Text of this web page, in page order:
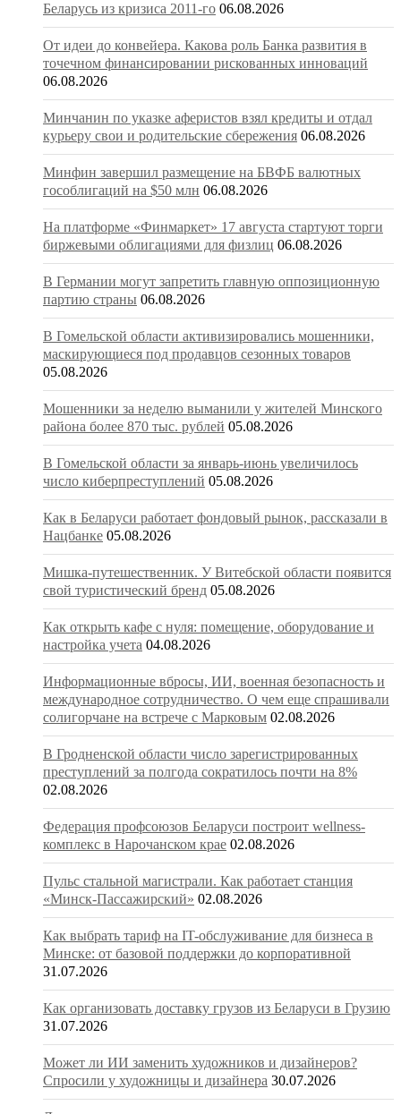
Беларусь из кризиса 2011-го 06.08.2026
От идеи до конвейера. Какова роль Банка развития в
точечном финансировании рискованных инноваций
06.08.2026
Минчанин по указке аферистов взял кредиты и отдал
курьеру свои и родительские сбережения 06.08.2026
Минфин завершил размещение на БВФБ валютных
гособлигаций на $50 млн 06.08.2026
На платформе «Финмаркет» 17 августа стартуют торги
биржевыми облигациями для физлиц 06.08.2026
В Германии могут запретить главную оппозиционную
партию страны 06.08.2026
В Гомельской области активизировались мошенники,
маскирующиеся под продавцов сезонных товаров
05.08.2026
Мошенники за неделю выманили у жителей Минского
района более 870 тыс. рублей 05.08.2026
В Гомельской области за январь-июнь увеличилось
число киберпреступлений 05.08.2026
Как в Беларуси работает фондовый рынок, рассказали в
Нацбанке 05.08.2026
Мишка-путешественник. У Витебской области появится
свой туристический бренд 05.08.2026
Как открыть кафе с нуля: помещение, оборудование и
настройка учета 04.08.2026
Информационные вбросы, ИИ, военная безопасность и
международное сотрудничество. О чем еще спрашивали
солигорчане на встрече с Марковым 02.08.2026
В Гродненской области число зарегистрированных
преступлений за полгода сократилось почти на 8%
02.08.2026
Федерация профсоюзов Беларуси построит wellness-
комплекс в Нарочанском крае 02.08.2026
Пульс стальной магистрали. Как работает станция
«Минск-Пассажирский» 02.08.2026
Как выбрать тариф на IT-обслуживание для бизнеса в
Минске: от базовой поддержки до корпоративной
31.07.2026
Как организовать доставку грузов из Беларуси в Грузию
31.07.2026
Может ли ИИ заменить художников и дизайнеров?
Спросили у художницы и дизайнера 30.07.2026